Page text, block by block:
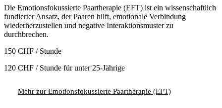
Die Emotionsfokussierte Paartherapie (EFT) ist ein wissenschaftlich
fundierter Ansatz, der Paaren hilft, emotionale Verbindung
wiederherzustellen und negative Interaktionsmuster zu
durchbrechen.
150 CHF / Stunde
120 CHF / Stunde für unter 25-Jährige
Mehr zur Emotionsfokussierte Paartherapie (EFT)